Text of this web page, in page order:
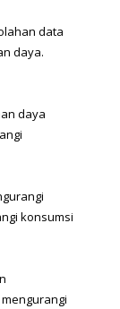
data
daya.
daya
konsumsi